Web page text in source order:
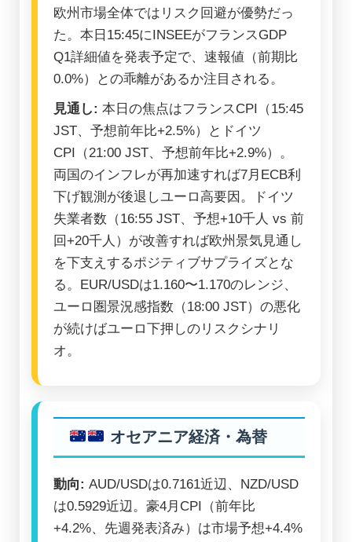
欧州市場全体ではリスク回避が優勢だっ
た。本日15:45にINSEEがフランスGDP
Q1詳細値を発表予定で、速報値（前期比
0.0%）との乖離があるか注目される。
見通し: 本日の焦点はフランスCPI（15:45
JST、予想前年比+2.5%）とドイツ
CPI（21:00 JST、予想前年比+2.9%）。
両国のインフレが再加速すれば7月ECB利
下げ観測が後退しユーロ高要因。ドイツ
失業者数（16:55 JST、予想+10千人 vs 前
回+20千人）が改善すれば欧州景気見通し
を下支えするポジティブサプライズとな
る。EUR/USDは1.160〜1.170のレンジ、
ユーロ圏景況感指数（18:00 JST）の悪化
が続けばユーロ下押しのリスクシナリ
オ。
オセアニア経済・為替
動向: AUD/USDは0.7161近辺、NZD/USD
は0.5929近辺。豪4月CPI（前年比
+4.2%、先週発表済み）は市場予想+4.4%